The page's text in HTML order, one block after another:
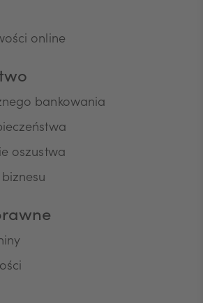
rozmowach telefonicznych informacji
systemów
niniejszej zgody mogą być
osobowych: identyfikacyjne,
oraz posiadanych
Niniejszą zgodę składam
a/ o prawie do jej wycofania w
nie wpływa na zgodność z
którego dokonano na
przed jej wycofaniem.
online
bankowania
oszustwa